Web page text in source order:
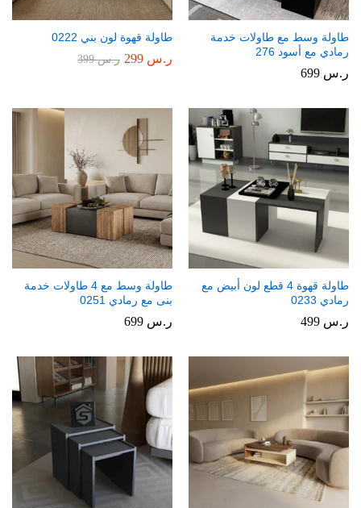
طاولة وسط مع طاولات خدمة
رمادي مع أسود 276
ر.س
طاولة قهوة لون بني 0222
ر.س ر.س399
طاولة قهوة 4 قطع لون أبيض مع
رمادي 0233
ر.س
طاولة وسط مع 4 طاولات خدمة
بنى مع رمادي 0251
ر.س